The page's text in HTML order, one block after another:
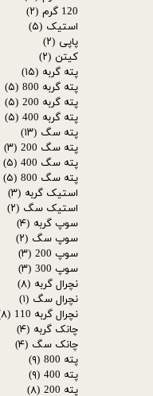
120 گرم
(۲)
استیک (۵)
پاپی (۲)
کیتن (۲)
پته گربه (۱۵)
پته گربه 800
(۵)
پته گربه 200
(۵)
پته گربه 400
(۵)
پته سگ (۱۳)
پته سگ 200
(۳)
پته سگ 400
(۵)
پته سگ 800
(۵)
استیک گربه (۳)
استیک سگ (۲)
سوپ گربه (۴)
سوپ سگ (۲)
سوپ 200
(۳)
سوپ 300
(۳)
نچرال گربه (۸)
نچرال سگ (۱)
نچرال گربه 110
(۸)
چانک گربه (۴)
چانک سگ (۴)
پته 800
(۹)
پته 400
(۹)
پته 200
(۸)